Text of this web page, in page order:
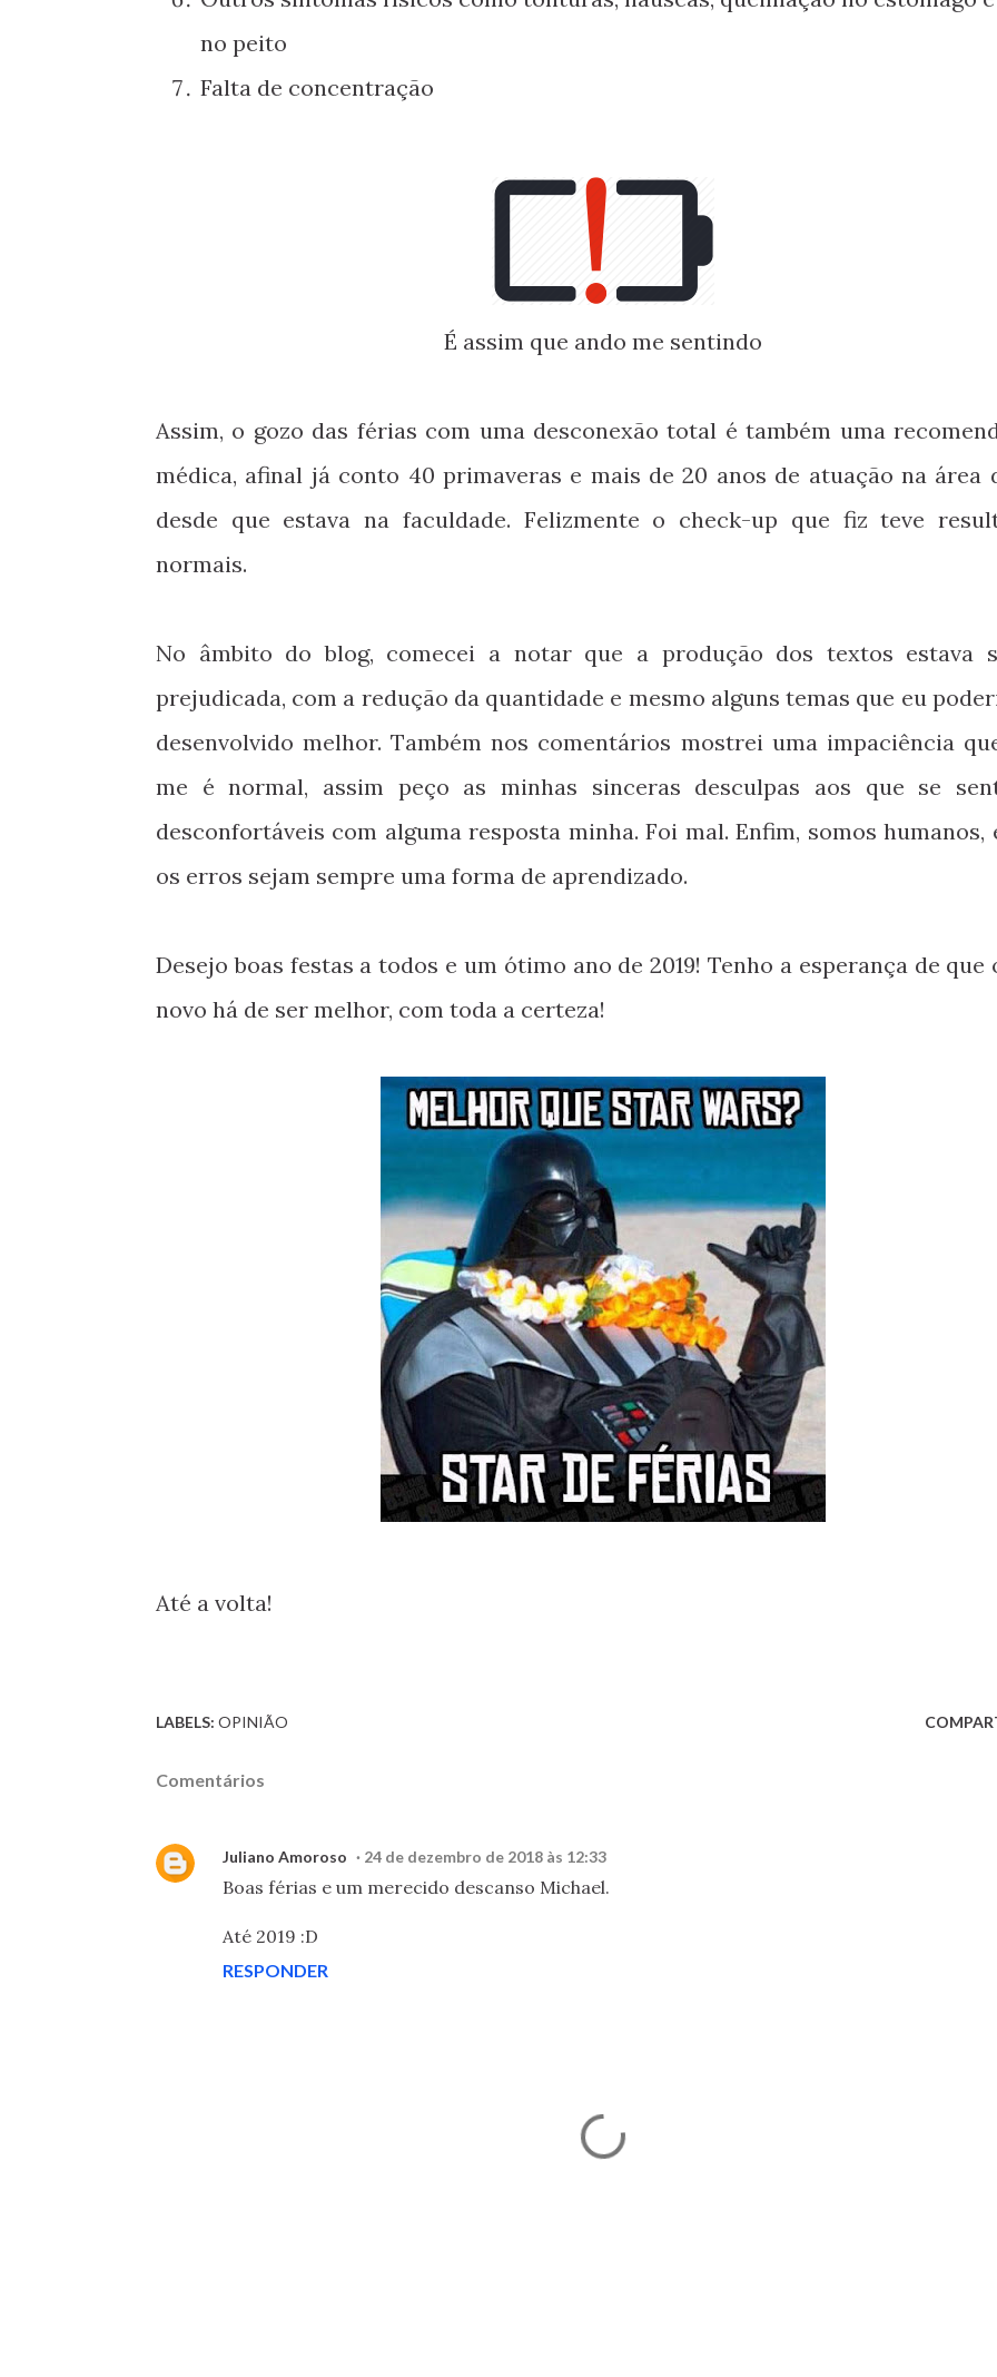
no peito
Falta de concentração
É assim que ando me sentindo
Assim, o gozo das férias com uma desconexão total é também uma
médica, afinal já conto 40 primaveras e mais de 20 anos de atuação na área
desde que estava na faculdade. Felizmente o check-up que fiz teve
normais.
No âmbito do blog, comecei a notar que a produção dos textos estava
prejudicada, com a redução da quantidade e mesmo alguns temas que eu
desenvolvido melhor. Também nos comentários mostrei uma impaciência
me é normal, assim peço as minhas sinceras desculpas aos que se
desconfortáveis com alguma resposta minha. Foi mal. Enfim, somos humanos,
os erros sejam sempre uma forma de aprendizado.
Desejo boas festas a todos e um ótimo ano de 2019! Tenho a esperança de que
novo há de ser melhor, com toda a certeza!
Até a volta!
LABELS: OPINIÃO
Comentários
Juliano Amoroso 24 de dezembro de 2018 às 12:33
Boas férias e um merecido descanso Michael.
Até 2019 :D
RESPONDER